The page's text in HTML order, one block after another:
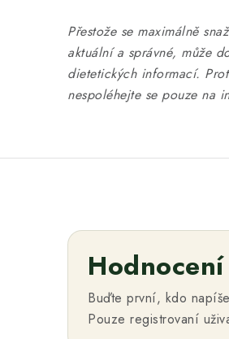
Přestože se maximálně
aktuální a správné, může
dietetických informací.
nespoléhejte se pouze na
Buďte první, kdo
Pouze registrovaní